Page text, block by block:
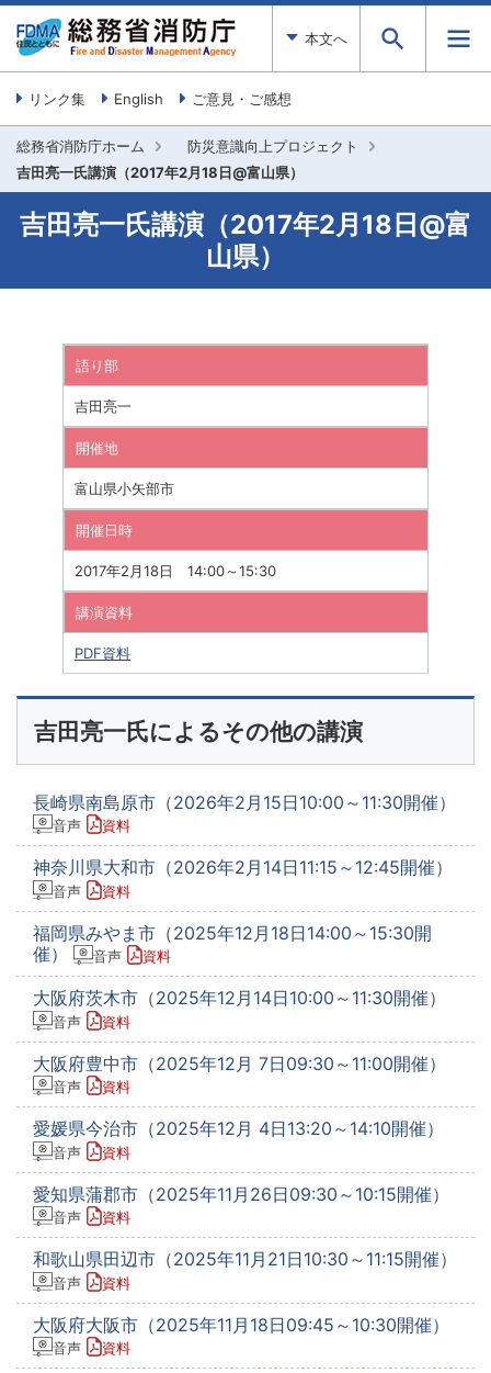
本文へ
リンク集 English ご意見・ご感想
総務省消防庁ホーム
防災意識向上プロジェクト
吉田亮一氏講演（2017年2月18日@富山県）
吉田亮一氏講演（2017年2月18日@富
山県）
語り部
吉田亮一
開催地
富山県小矢部市
開催日時
2017年2月18日 14:00～15:30
講演資料
PDF資料
吉田亮一氏によるその他の講演
長崎県南島原市（2026年2月15日10:00～11:30開催）
音声 資料
神奈川県大和市（2026年2月14日11:15～12:45開催）
音声 資料
福岡県みやま市（2025年12月18日14:00～15:30開
催）
音声 資料
大阪府茨木市（2025年12月14日10:00～11:30開催）
音声 資料
大阪府豊中市（2025年12月 7日09:30～11:00開催）
音声 資料
愛媛県今治市（2025年12月 4日13:20～14:10開催）
音声 資料
愛知県蒲郡市（2025年11月26日09:30～10:15開催）
音声 資料
和歌山県田辺市（2025年11月21日10:30～11:15開催）
音声 資料
大阪府大阪市（2025年11月18日09:45～10:30開催）
音声 資料